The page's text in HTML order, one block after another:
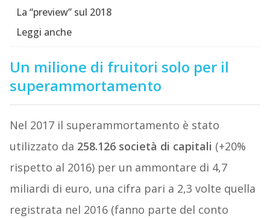
La “preview” sul 2018
Leggi anche
Un milione di fruitori solo per il
superammortamento
Nel 2017 il superammortamento è stato
utilizzato da 258.126 società di capitali (+20%
rispetto al 2016) per un ammontare di 4,7
miliardi di euro, una cifra pari a 2,3 volte quella
registrata nel 2016 (fanno parte del conto